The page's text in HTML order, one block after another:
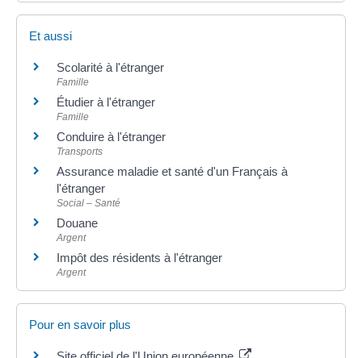
Et aussi
Scolarité à l'étranger
Famille
Étudier à l'étranger
Famille
Conduire à l'étranger
Transports
Assurance maladie et santé d'un Français à
l'étranger
Social – Santé
Douane
Argent
Impôt des résidents à l'étranger
Argent
Pour en savoir plus